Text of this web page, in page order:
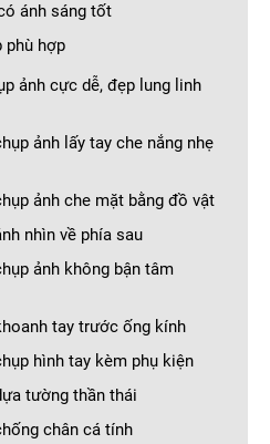
ánh sáng tốt
phù hợp
ảnh cực dễ, đẹp lung linh
ảnh lấy tay che nắng nhẹ
ảnh che mặt bằng đồ vật
nhìn về phía sau
ảnh không bận tâm
tay trước ống kính
hình tay kèm phụ kiện
tường thần thái
chân cá tính